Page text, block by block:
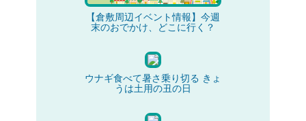
【倉敷周辺イベント情報】今週
末のおでかけ、どこに行く？
ウナギ食べて暑さ乗り切る きょ
うは土用の丑の日